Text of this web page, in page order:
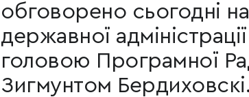
обговорено сьогодні
державної
головою Програмної
Зигмунтом Бердиховскі.